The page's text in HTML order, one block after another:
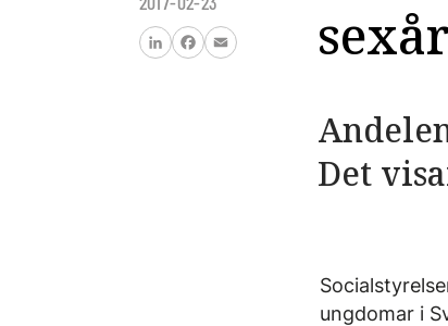
FacebookEmail
Det
ungdomar i